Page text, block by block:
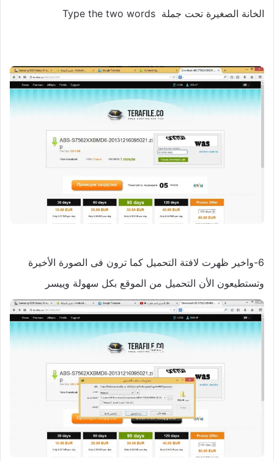
الخانة الصغيرة تحت جملة Type the two words
6-واخير ظهرت لافتة التحميل كما ترون فى الصورة الأخيرة
وتستطيعون الأن التحميل من الموقع بكل سهولة وييسر